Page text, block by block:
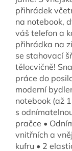
přihrádek
na notebook,
váš telefon a
přihrádka na
se stahovací
tělocvičně!
práce do
moderní
notebook (až
s
pračce •
vnitřních a
kufru • 2